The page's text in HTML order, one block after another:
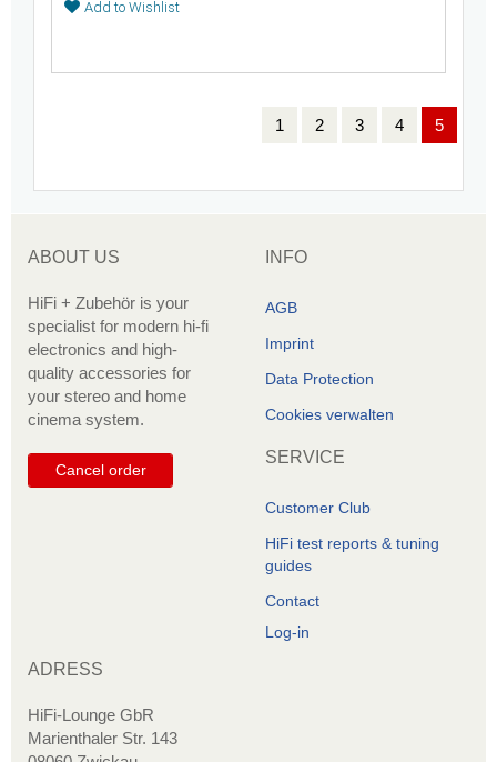
Add to Wishlist
1 2 3 4 5
ABOUT US
HiFi + Zubehör is your
specialist for modern hi-fi
electronics and high-
quality accessories for
your stereo and home
cinema system.
Cancel order
INFO
AGB
Imprint
Data Protection
Cookies verwalten
SERVICE
Customer Club
HiFi test reports & tuning
guides
Contact
Log-in
ADRESS
HiFi-Lounge GbR
Marienthaler Str. 143